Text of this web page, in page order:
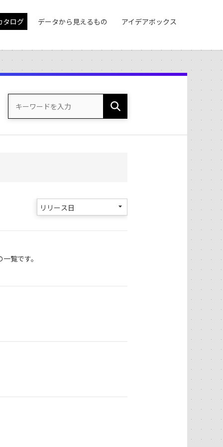
タログ データから見えるもの アイデアボックス
覧です。